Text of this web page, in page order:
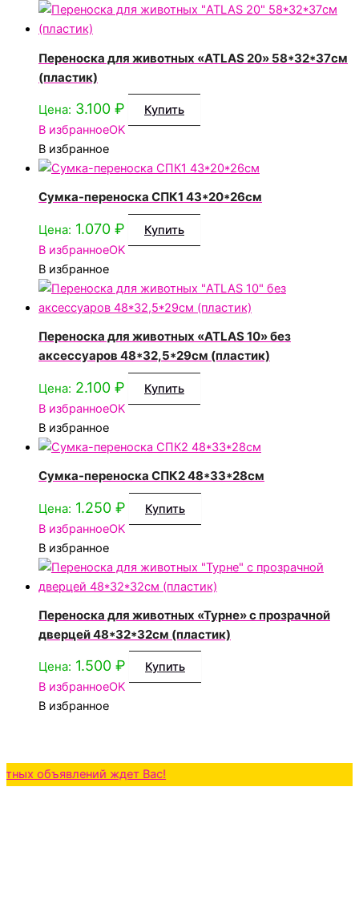
Переноска для животных «ATLAS 20» 58*32*37см
(пластик)
Цена: 3.100 ₽
Купить
В избранноеOK
В избранное
Сумка-переноска СПК1 43*20*26см
Цена: 1.070 ₽
Купить
В избранноеOK
В избранное
Переноска для животных «ATLAS 10» без
аксессуаров 48*32,5*29см (пластик)
Цена: 2.100 ₽
Купить
В избранноеOK
В избранное
Сумка-переноска СПК2 48*33*28см
Цена: 1.250 ₽
Купить
В избранноеOK
В избранное
Переноска для животных «Турне» с прозрачной
дверцей 48*32*32см (пластик)
Цена: 1.500 ₽
Купить
В избранноеOK
В избранное
ждет Вас!